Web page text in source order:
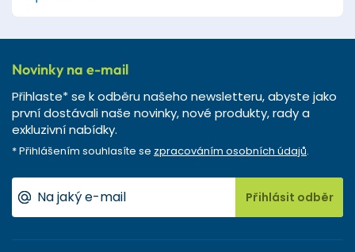
Novinky na e-mail
Přihlaste* se k odběru našeho newsletteru, abyste jako
první dostávali naše novinky, nové produkty, rady a
exkluzivní nabídky.
* Přihlášením souhlasíte se zpracováním osobních údajů.
Přihlásit odběr